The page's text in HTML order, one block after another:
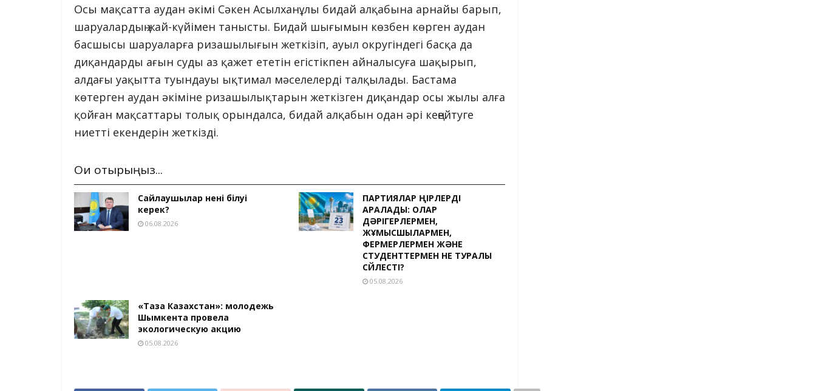
Осы мақсатта аудан әкімі Сәкен Асылханұлы бидай алқабына арнайы барып,
шаруалардың жай-күйімен танысты. Бидай шығымын көзбен көрген аудан
басшысы шаруаларға ризашылығын жеткізіп, ауыл округіндегі басқа да
диқандарды ағын суды аз қажет ететін егістікпен айналысуға шақырып,
алдағы уақытта туындауы ықтимал мәселелерді талқылады. Бастама
көтерген аудан әкіміне ризашылықтарын жеткізген диқандар осы жылы алға
қойған мақсаттары толық орындалса, бидай алқабын одан әрі кеңейтуге
ниетті екендерін жеткізді.
Оқи отырыңыз...
Сайлаушылар нені білуі
керек?
06.08.2026
ПАРТИЯЛАР ӨҢІРЛЕРДІ
АРАЛАДЫ: ОЛАР
ДӘРІГЕРЛЕРМЕН,
ЖҰМЫСШЫЛАРМЕН,
ФЕРМЕРЛЕРМЕН ЖӘНЕ
СТУДЕНТТЕРМЕН НЕ ТУРАЛЫ
СӨЙЛЕСТІ?
05.08.2026
«Таза Казахстан»: молодежь
Шымкента провела
экологическую акцию
05.08.2026